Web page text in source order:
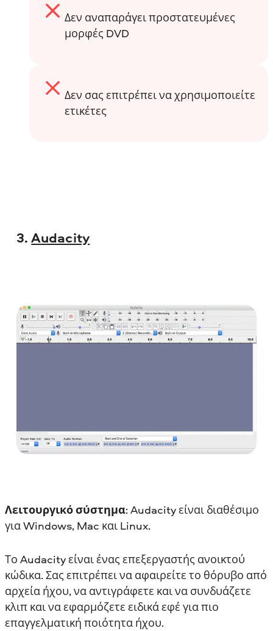
Δεν αναπαράγει προστατευμένες
μορφές DVD
Δεν σας επιτρέπει να χρησιμοποιείτε
ετικέτες
3.Audacity
Λειτουργικό σύστημα: Audacity είναι διαθέσιμο
για Windows, Mac και Linux.
Το Audacity είναι ένας επεξεργαστής ανοικτού
κώδικα. Σας επιτρέπει να αφαιρείτε το θόρυβο από
αρχεία ήχου, να αντιγράφετε και να συνδυάζετε
κλιπ και να εφαρμόζετε ειδικά εφέ για πιο
επαγγελματική ποιότητα ήχου.